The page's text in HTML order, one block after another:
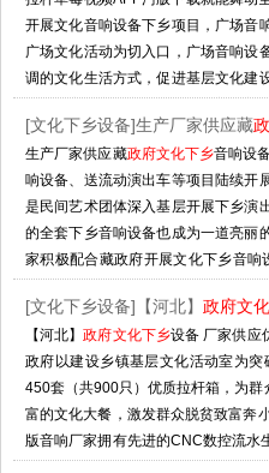
开展文化音响设备下乡项目，广场音
广场文化活动为切入口，广场音响设
调的文化生活方式，促进基层文化建
http://www.nijieshipping.com/Article/
[文化下乡设备]生产厂家供应藏
生产厂家供应藏政府文化下乡音响设
响设备、送流动演出车等项目陆续开
是民间艺术团体深入基层开展下乡演
的全套下乡音响设备也成为一道亮丽
家积极配合藏政府开展文化下乡音
http://www.nijieshipping.com/Article/
[文化下乡设备]【河北】 政府文
【河北】政府文化下乡设备 厂家供应
政府以建设乡镇基层文化活动室为
450套（共900只）优质拉杆箱，为
富的文化大餐，激发群众脱贫致富奔
版音响厂家拥有先进的CNC数控流水